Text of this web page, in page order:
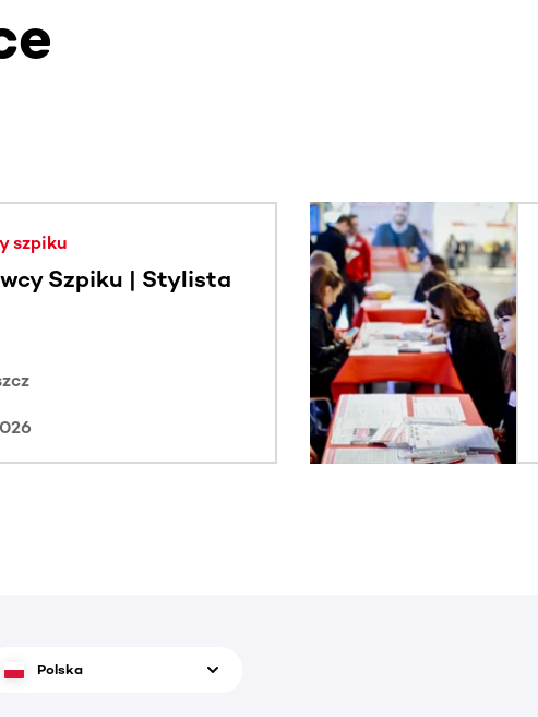
Użyj klawisza Tab lub przesuń palcem, aby zobaczyć
szpiku
Szpiku | Stylista
Polska